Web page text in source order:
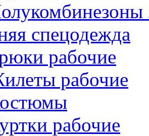
спецодежда
рабочие
рабочие
рабочие